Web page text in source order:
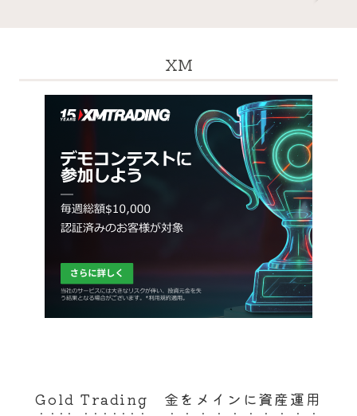
XM
Gold Trading 金をメインに資産運用